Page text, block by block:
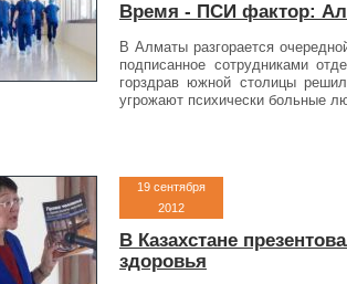
Время - ПСИ фактор:
В Алматы разгорается
подписанное сотрудниками
горздрав южной столицы
угрожают психически больные
19 сентября
2012
В Казахстане
здоровья